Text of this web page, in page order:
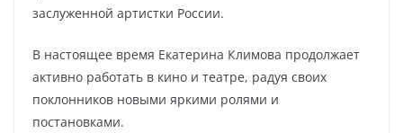
заслуженной артистки России.
В настоящее время Екатерина Климова продолжает
активно работать в кино и театре, радуя своих
поклонников новыми яркими ролями и
постановками.